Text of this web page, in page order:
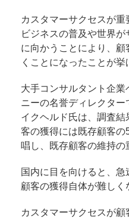
カスタマーサクセスが
ビジネスの普及や世界
に向かうことにより、
くことになったことが挙
大手コンサルタント企
ニーの名誉ディレクタ
イクヘルド氏は、調査
客の獲得には既存顧客
唱し、既存顧客の維持の
国内に目を向けると、
顧客の獲得自体が難しく
カスタマーサクセスが